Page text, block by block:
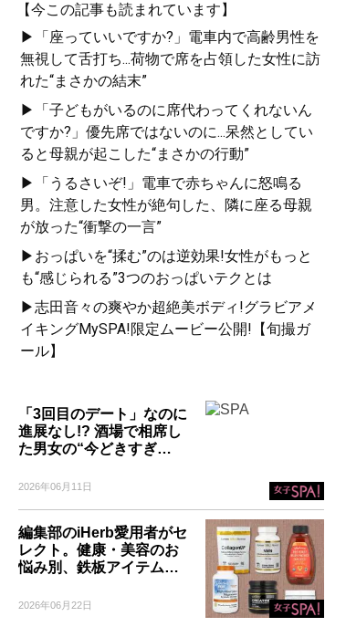
【今この記事も読まれています】
▶「座っていいですか?」電車内で高齢男性を
無視して舌打ち...荷物で席を占領した女性に訪
れた“まさかの結末”
▶「子どもがいるのに席代わってくれないん
ですか?」優先席ではないのに...呆然としてい
ると母親が起こした“まさかの行動”
▶「うるさいぞ!」電車で赤ちゃんに怒鳴る
男。注意した女性が絶句した、隣に座る母親
が放った“衝撃の一言”
▶おっぱいを“揉む”のは逆効果!女性がもっと
も“感じられる”3つのおっぱいテクとは
▶志田音々の爽やか超絶美ボディ!グラビアメ
イキングMySPA!限定ムービー公開!【旬撮ガ
ール】
「3回目のデート」なのに
進展なし!? 酒場で相席し
た男女の“今どきすぎ…
2026年06月11日
編集部のiHerb愛用者がセ
レクト。健康・美容のお
悩み別、鉄板アイテム…
2026年06月22日